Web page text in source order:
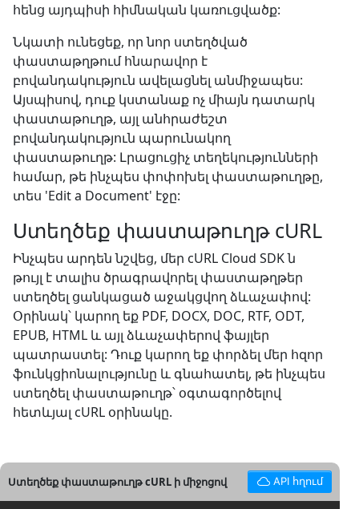
հենց այդպիսի հիմնական կառուցվածք:
Նկատի ունեցեք, որ նոր ստեղծված
փաստաթղթում հնարավոր է
բովանդակություն ավելացնել անմիջապես:
Այսպիսով, դուք կստանաք ոչ միայն դատարկ
փաստաթուղթ, այլ անհրաժեշտ
բովանդակություն պարունակող
փաստաթուղթ: Լրացուցիչ տեղեկությունների
համար, թե ինչպես փոփոխել փաստաթուղթը,
տես 'Edit a Document' էջը:
Ստեղծեք փաստաթուղթ cURL
Ինչպես արդեն նշվեց, մեր cURL Cloud SDK ն
թույլ է տալիս ծրագրավորել փաստաթղթեր
ստեղծել ցանկացած աջակցվող ձևաչափով:
Օրինակ՝ կարող եք PDF, DOCX, DOC, RTF, ODT,
EPUB, HTML և այլ ձևաչափերով ֆայլեր
պատրաստել: Դուք կարող եք փորձել մեր հզոր
ֆունկցիոնալությունը և գնահատել, թե ինչպես
ստեղծել փաստաթուղթ՝ օգտագործելով
հետևյալ cURL օրինակը.
Ստեղծեք փաստաթուղթ cURL ի միջոցով API հղում